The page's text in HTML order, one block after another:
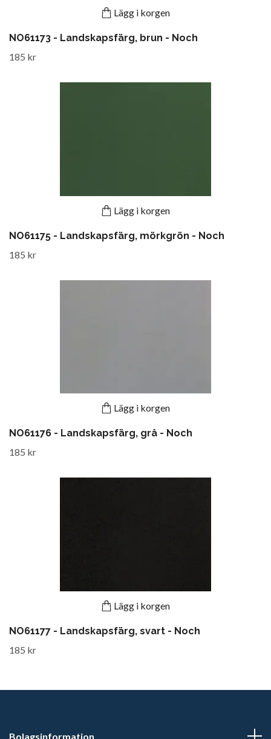
Lägg i korgen
NO61173 - Landskapsfärg, brun - Noch
185 kr
Lägg i korgen
NO61175 - Landskapsfärg, mörkgrön - Noch
185 kr
Lägg i korgen
NO61176 - Landskapsfärg, grå - Noch
185 kr
Lägg i korgen
NO61177 - Landskapsfärg, svart - Noch
185 kr
Bolagsinformation